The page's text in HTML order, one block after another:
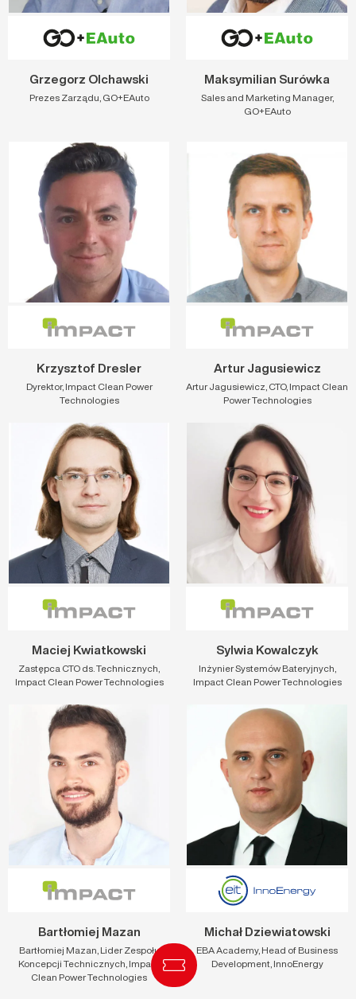
Grzegorz Olchawski
Prezes Zarządu, GO+EAuto
Maksymilian Surówka
Sales and Marketing Manager,
GO+EAuto
Krzysztof Dresler
Dyrektor, Impact Clean Power
Technologies
Artur Jagusiewicz
Artur Jagusiewicz, CTO, Impact Clean
Power Technologies
Maciej Kwiatkowski
Zastępca CTO ds. Technicznych,
Impact Clean Power Technologies
Sylwia Kowalczyk
Inżynier Systemów Bateryjnych,
Impact Clean Power Technologies
Bartłomiej Mazan
Bartłomiej Mazan, Lider Zespołu
Koncepcji Technicznych, Impact
Clean Power Technologies
Michał Dziewiatowski
EBA Academy, Head of Business
Development, InnoEnergy